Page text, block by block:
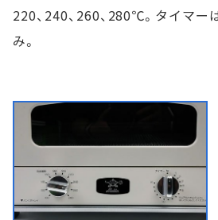
220、240、260、280℃。タイマ
み。